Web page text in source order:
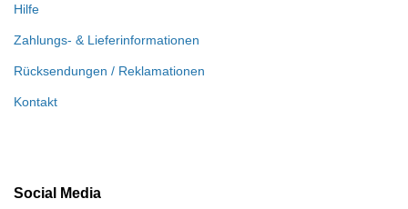
Hilfe
Zahlungs- & Lieferinformationen
Rücksendungen / Reklamationen
Kontakt
Social Media